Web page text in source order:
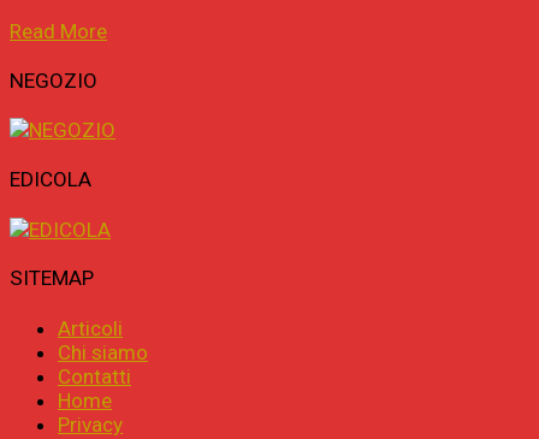
Read More
NEGOZIO
EDICOLA
SITEMAP
Articoli
Chi siamo
Contatti
Home
Privacy